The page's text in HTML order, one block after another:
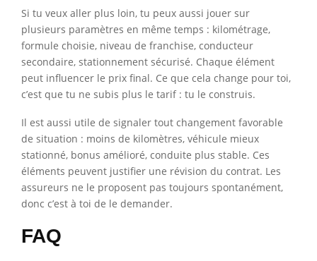
Si tu veux aller plus loin, tu peux aussi jouer sur
plusieurs paramètres en même temps : kilométrage,
formule choisie, niveau de franchise, conducteur
secondaire, stationnement sécurisé. Chaque élément
peut influencer le prix final. Ce que cela change pour toi,
c’est que tu ne subis plus le tarif : tu le construis.
Il est aussi utile de signaler tout changement favorable
de situation : moins de kilomètres, véhicule mieux
stationné, bonus amélioré, conduite plus stable. Ces
éléments peuvent justifier une révision du contrat. Les
assureurs ne le proposent pas toujours spontanément,
donc c’est à toi de le demander.
FAQ